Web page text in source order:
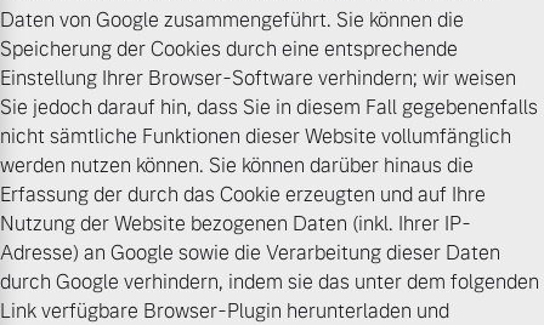
Daten von Google zusammengeführt. Sie können die
Speicherung der Cookies durch eine entsprechende
Einstellung Ihrer Browser-Software verhindern; wir weisen
Sie jedoch darauf hin, dass Sie in diesem Fall gegebenenfalls
nicht sämtliche Funktionen dieser Website vollumfänglich
werden nutzen können. Sie können darüber hinaus die
Erfassung der durch das Cookie erzeugten und auf Ihre
Nutzung der Website bezogenen Daten (inkl. Ihrer IP-
Adresse) an Google sowie die Verarbeitung dieser Daten
durch Google verhindern, indem sie das unter dem folgenden
Link verfügbare Browser-Plugin herunterladen und